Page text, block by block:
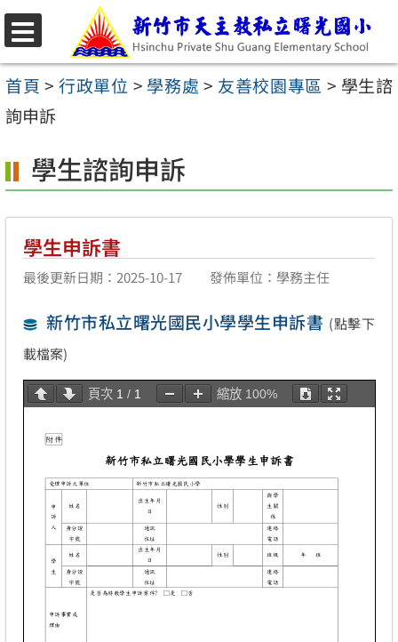
跳
至
主
要
容
區
選
單
首頁 > 行政單位 > 學務處 > 友善校園專區 > 學生諮
詢申訴
學生諮詢申訴
學生申訴書
最後更新日期：2025-10-17 發佈單位：學務主任
新竹市私立曙光國民小學學生申訴書 (點擊下
載檔案)
頁次 1 / 1 縮放 100%